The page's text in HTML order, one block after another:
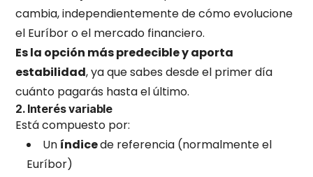
cambia, independientemente de cómo evolucione
el Euríbor o el mercado financiero.
Es la opción más predecible y aporta
estabilidad, ya que sabes desde el primer día
cuánto pagarás hasta el último.
2. Interés variable
Está compuesto por:
Un índicede referencia (normalmente el
Euríbor)